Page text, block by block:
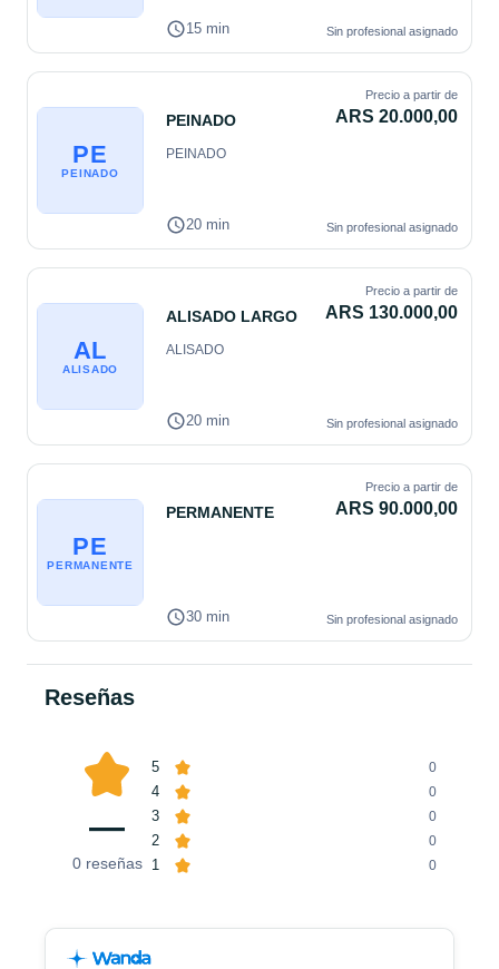
15 min Sin profesional asignado
PE
PEINADO
PEINADO
Precio a partir de
ARS 20.000,00
PEINADO
20 min Sin profesional asignado
AL
ALISADO
ALISADO LARGO
Precio a partir de
ARS 130.000,00
ALISADO
20 min Sin profesional asignado
PE
PERMANENTE
PERMANENTE
Precio a partir de
ARS 90.000,00
30 min Sin profesional asignado
Reseñas
—
0 reseñas
5 0
4 0
3 0
2 0
1 0